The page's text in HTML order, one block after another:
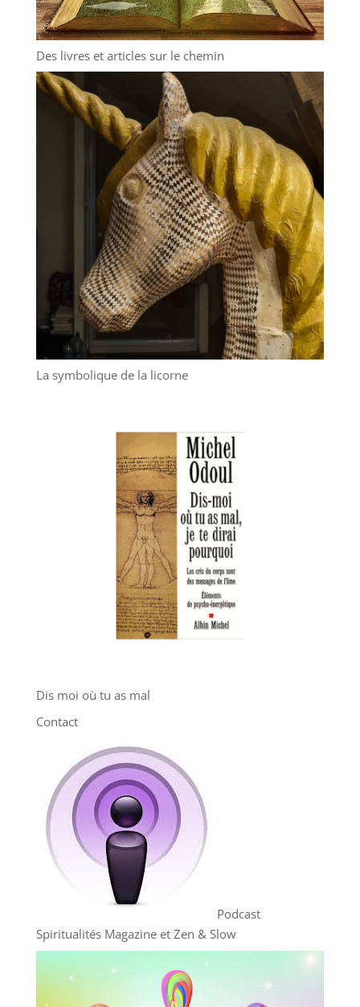
Des livres et articles sur le chemin
La symbolique de la licorne
Dis moi où tu as mal
Contact
Podcast
Spiritualités Magazine et Zen & Slow